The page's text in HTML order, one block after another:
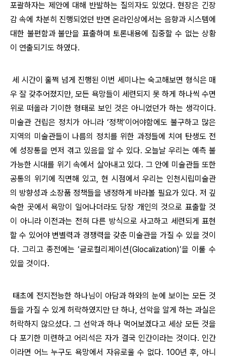
포괄하자는 제안에 대해 반발하는 질의자도 있었다. 현장은 긴장
감 속에 차분히 진행되었던 반면 온라인상에서는 음향과 시스템에
대한 불편함과 불만을 표출하며 토론내용에 집중할 수 없는 상황
이 연출되기도 하였다.
세 시간이 훌쩍 넘게 진행된 이번 세미나는 숙고해보면 형식은 매
우 잘 갖추어졌지만, 모든 욕망들이 세련되지 못 하게 하나씩 수면
위로 떠올라 기이한 형태로 보인 것은 아니었던가 하는 생각이다.
미술관 건립은 정치가 아니라 ‘정책’이어야함에도 불구하고 많은
지역의 미술관들이 나름의 정치를 위한 과정들에 치여 탄생도 전
에 성장통을 먼저 겪고 있음을 알 수 있다. 오늘날 우리는 예측 불
가능한 시대를 위기 속에서 살아내고 있다. 그 안에 미술관들 또한
공통의 위기에 직면해 있고, 현 시점에서 우리는 인천시립미술관
의 방향성과 소장품 정책들을 냉정하게 바라볼 필요가 있다. 저 깊
숙한 곳에서 욕망이 일어나더라도 당장 개인의 것으로 표출할 것
이 아니라 이전과는 전혀 다른 방식으로 사고하고 세련되게 표현
할 수 있어야 변별력과 경쟁력을 갖춘 미술관을 가질 수 있을 것이
다. 그리고 종전에는 ‘글로컬리제이션(Glocalization)’을 이룰 수
있을 것이다.
태초에 전지전능한 하나님이 아담과 하와의 눈에 보이는 모든 것
들을 가질 수 있게 허락하였지만 단 하나, 선악을 알게 하는 과실은
허락하지 않으셨다. 그 선악과 하나 먹어보겠다고 세상 모든 것을
다 포기한 미련하고 어리석은 자가 결국 인간이라는 것이다. 인간
이라면 어느 누구도 욕망에서 자유로울 수 없다. 100년 후, 아니